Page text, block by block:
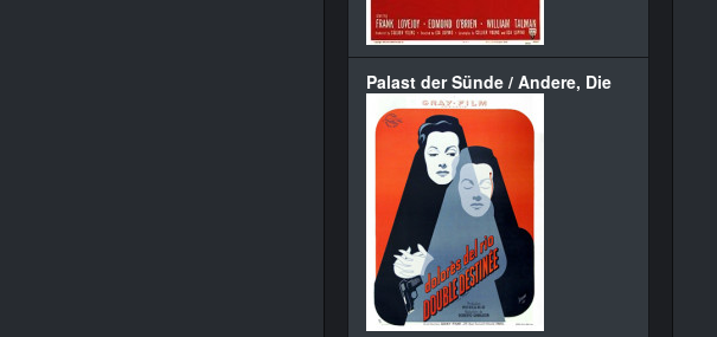
Palast der Sünde / Andere, Die